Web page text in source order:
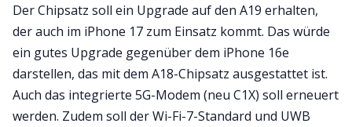
Der Chipsatz soll ein Upgrade auf den A19 erhalten,
der auch im iPhone 17 zum Einsatz kommt. Das würde
ein gutes Upgrade gegenüber dem iPhone 16e
darstellen, das mit dem A18-Chipsatz ausgestattet ist.
Auch das integrierte 5G-Modem (neu C1X) soll erneuert
werden. Zudem soll der Wi-Fi-7-Standard und UWB